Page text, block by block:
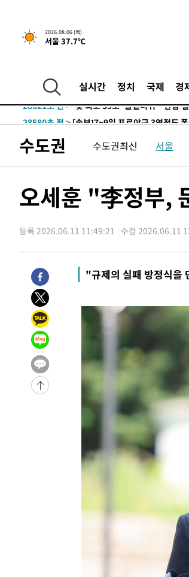
2026.08.06 (목)
서울 37.7℃
실시간 정치 국제 경
-31641초 전 >[속보]합참 "北 발사체는 단거리
화"
-31389초 전 > 日방위성, 北이 동해로 쏜 발사체
-29225초 전 >
[속보]합참 "북, 동해상으로 미상
-28621초 전 >
-28069초 전 >
'월드컵 탈락 후폭풍' 축구협회
-27909초 전 >서울 낮 37.9도, 올여름 최고치
-23566초 전 >[속보]코스닥, 800p 회복
-23361초 전 >[속보]원·달러 환율, 0.7원 내린
-20960초 전 >"여기 떨어졌다"…다누리, 스페이
-18005초 전 >
손흥민, 5경기 연속골 실패
-10606초 전 >
내일까지 39도 '펄펄'…기상청 "
-10243초 전 >
-10221초 전 >
"美간섭에 합의 지연"…트럼프,
-6741초 전 >
[속보]산업장관 "李정부, 원전 반
-5438초 전 >
[속보]경찰, '홍명보 선임 논란' 대
-31641초 전 >
[속보]합참 "北 발사체는 단거
화"
-31389초 전 >
日방위성, 北이 동해로 쏜 발사
[속보] SKT, 에이닷 서비스 장
[속보]합참 "북, 동해상으로 미상
'낮 최고 39도' 불볕더위…한밤 열
[속보]7~9일 프로야구 3연전도
"韓 외환시장 개입 관측 배경엔
'월드컵 탈락 후폭풍' 축구협회…
서울 낮 37.9도, 올여름 최고치
[속보]종합특검, 대검 추가 압수
[속보]코스닥, 800p 회복
[속보]코스피, 301.88포인트
[속보]원·달러 환율, 0.7원 내린
수도권 수도권최신 서울
오세훈 "李정부,
등록 2026.06.11 11:49:21 수정 2026.06.11
"규제의 실패 방정식을